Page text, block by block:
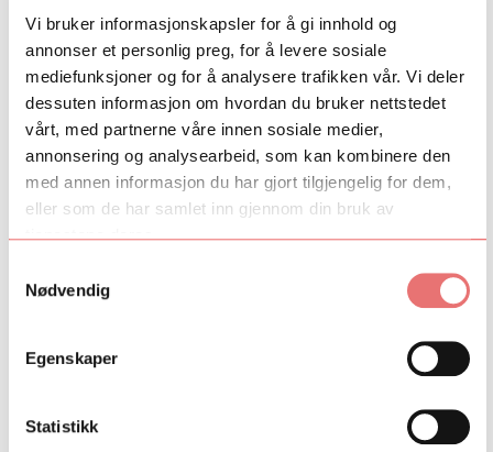
Vi bruker informasjonskapsler for å gi innhold og
annonser et personlig preg, for å levere sosiale
mediefunksjoner og for å analysere trafikken vår. Vi deler
dessuten informasjon om hvordan du bruker nettstedet
vårt, med partnerne våre innen sosiale medier,
annonsering og analysearbeid, som kan kombinere den
med annen informasjon du har gjort tilgjengelig for dem,
eller som de har samlet inn gjennom din bruk av
tjenestene deres.
Nødvendig
Egenskaper
Statistikk
Talent Norge får nytt ansikt
03.06.2015 Nationaltheatrets sjefsprodusent Maria
Mediaas Jørstad har takket ja til å bli daglig leder for
Talent Norge AS. Jørstad er utdannet teaterprodusent
og har dessuten erfaring fra frie grupper og privat
musikalteater.